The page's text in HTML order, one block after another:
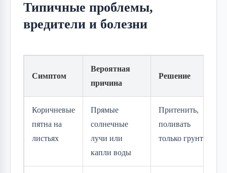
Типичные проблемы,
вредители и болезни
Симптом
Вероятная
причина
Решение
Коричневые
пятна на
листьях
Прямые
солнечные
лучи или
капли воды
Притенить,
поливать
только грунт